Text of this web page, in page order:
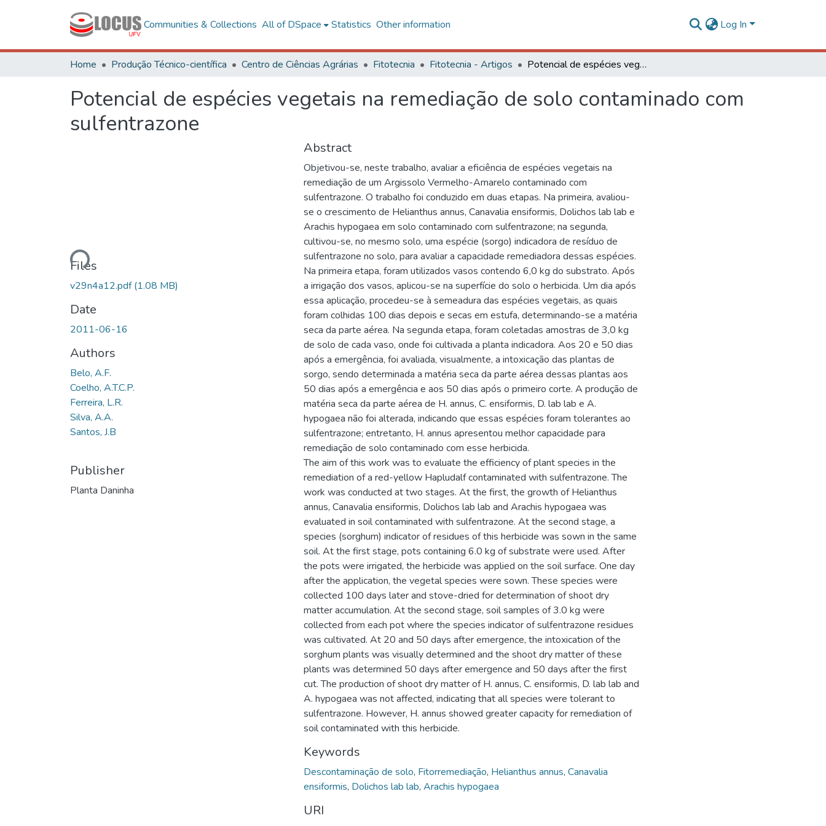
Communities & Collections All of DSpace Statistics Other information Log In
Home Produção Técnico-científica Centro de Ciências Agrárias Fitotecnia Fitotecnia - Artigos Potencial de espécies vegetais na remediação de solo contaminado com sulfentrazone
Potencial de espécies vegetais na remediação de solo contaminado com
sulfentrazone
Loading...
Files
v29n4a12.pdf(1.08 MB)
Date
2011-06-16
Authors
Belo, A.F.
Coelho, A.T.C.P.
Ferreira, L.R.
Silva, A.A.
Santos, J.B
Publisher
Planta Daninha
Abstract
Objetivou-se, neste trabalho, avaliar a eficiência de espécies vegetais na
remediação de um Argissolo Vermelho-Amarelo contaminado com
sulfentrazone. O trabalho foi conduzido em duas etapas. Na primeira, avaliou-
se o crescimento de Helianthus annus, Canavalia ensiformis, Dolichos lab lab e
Arachis hypogaea em solo contaminado com sulfentrazone; na segunda,
cultivou-se, no mesmo solo, uma espécie (sorgo) indicadora de resíduo de
sulfentrazone no solo, para avaliar a capacidade remediadora dessas espécies.
Na primeira etapa, foram utilizados vasos contendo 6,0 kg do substrato. Após
a irrigação dos vasos, aplicou-se na superfície do solo o herbicida. Um dia após
essa aplicação, procedeu-se à semeadura das espécies vegetais, as quais
foram colhidas 100 dias depois e secas em estufa, determinando-se a matéria
seca da parte aérea. Na segunda etapa, foram coletadas amostras de 3,0 kg
de solo de cada vaso, onde foi cultivada a planta indicadora. Aos 20 e 50 dias
após a emergência, foi avaliada, visualmente, a intoxicação das plantas de
sorgo, sendo determinada a matéria seca da parte aérea dessas plantas aos
50 dias após a emergência e aos 50 dias após o primeiro corte. A produção de
matéria seca da parte aérea de H. annus, C. ensiformis, D. lab lab e A.
hypogaea não foi alterada, indicando que essas espécies foram tolerantes ao
sulfentrazone; entretanto, H. annus apresentou melhor capacidade para
remediação de solo contaminado com esse herbicida.
The aim of this work was to evaluate the efficiency of plant species in the
remediation of a red-yellow Hapludalf contaminated with sulfentrazone. The
work was conducted at two stages. At the first, the growth of Helianthus
annus, Canavalia ensiformis, Dolichos lab lab and Arachis hypogaea was
evaluated in soil contaminated with sulfentrazone. At the second stage, a
species (sorghum) indicator of residues of this herbicide was sown in the same
soil. At the first stage, pots containing 6.0 kg of substrate were used. After
the pots were irrigated, the herbicide was applied on the soil surface. One day
after the application, the vegetal species were sown. These species were
collected 100 days later and stove-dried for determination of shoot dry
matter accumulation. At the second stage, soil samples of 3.0 kg were
collected from each pot where the species indicator of sulfentrazone residues
was cultivated. At 20 and 50 days after emergence, the intoxication of the
sorghum plants was visually determined and the shoot dry matter of these
plants was determined 50 days after emergence and 50 days after the first
cut. The production of shoot dry matter of H. annus, C. ensiformis, D. lab lab and
A. hypogaea was not affected, indicating that all species were tolerant to
sulfentrazone. However, H. annus showed greater capacity for remediation of
soil contaminated with this herbicide.
Keywords
Descontaminação de solo, Fitorremediação, Helianthus annus, Canavalia
ensiformis, Dolichos lab lab, Arachis hypogaea
URI